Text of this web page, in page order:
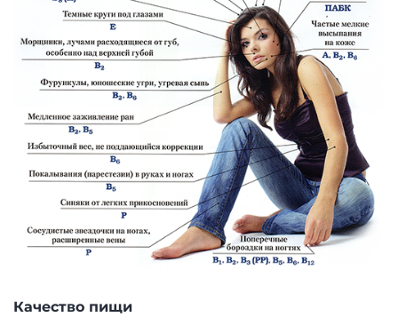
Качество пищи